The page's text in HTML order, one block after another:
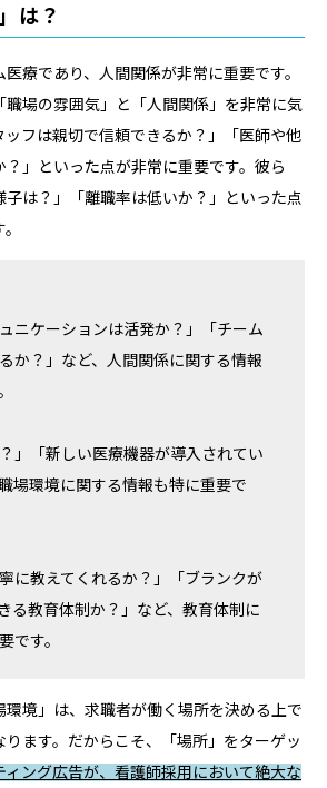
は？
療であり、人間関係が非常に重要です。
職場の雰囲気」と「人間関係」を非常に気
ッフは親切で信頼できるか？」「医師や他
」といった点が非常に重要です。彼ら
子は？」「離職率は低いか？」といった点
ニケーションは活発か？」「チーム
か？」など、人間関係に関する情報
」「新しい医療機器が導入されてい
場環境に関する情報も特に重要で
に教えてくれるか？」「ブランクが
る教育体制か？」など、教育体制に
です。
環境」は、求職者が働く場所を決める上で
ます。だからこそ、「場所」をターゲッ
ィング広告が、看護師採用において絶大な